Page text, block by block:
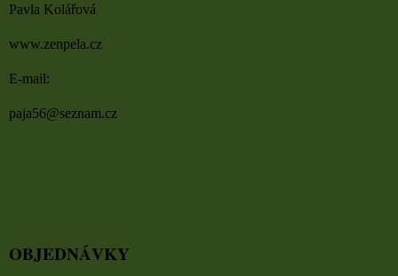
Pavla Kolářová
www.zenpela.cz
E-mail:
paja56@seznam.cz
OBJEDNÁVKY